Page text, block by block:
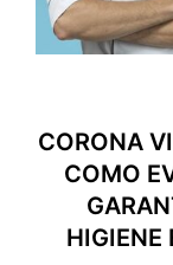
CORONA
COMO
HIGIENE